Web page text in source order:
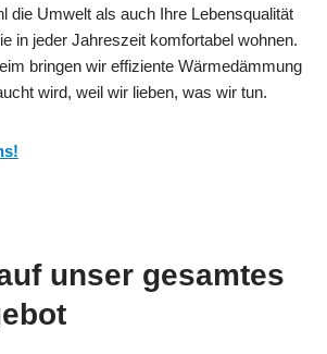
die Umwelt als auch Ihre Lebensqualität
in jeder Jahreszeit komfortabel wohnen.
bringen wir effiziente Wärmedämmung
wird, weil wir lieben, was wir tun.
unser gesamtes